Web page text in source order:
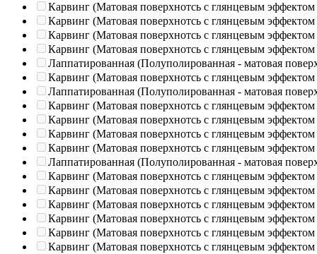
Карвинг (Матовая поверхнотсь с глянцевым эффектом
Карвинг (Матовая поверхнотсь с глянцевым эффектом
Карвинг (Матовая поверхнотсь с глянцевым эффектом
Карвинг (Матовая поверхнотсь с глянцевым эффектом
Лаппатированная (Полуполированная - матовая
Карвинг (Матовая поверхнотсь с глянцевым эффектом
Лаппатированная (Полуполированная - матовая
Карвинг (Матовая поверхнотсь с глянцевым эффектом
Карвинг (Матовая поверхнотсь с глянцевым эффектом
Карвинг (Матовая поверхнотсь с глянцевым эффектом
Карвинг (Матовая поверхнотсь с глянцевым эффектом
Лаппатированная (Полуполированная - матовая
Карвинг (Матовая поверхнотсь с глянцевым эффектом
Карвинг (Матовая поверхнотсь с глянцевым эффектом
Карвинг (Матовая поверхнотсь с глянцевым эффектом
Карвинг (Матовая поверхнотсь с глянцевым эффектом
Карвинг (Матовая поверхнотсь с глянцевым эффектом
Карвинг (Матовая поверхнотсь с глянцевым эффектом